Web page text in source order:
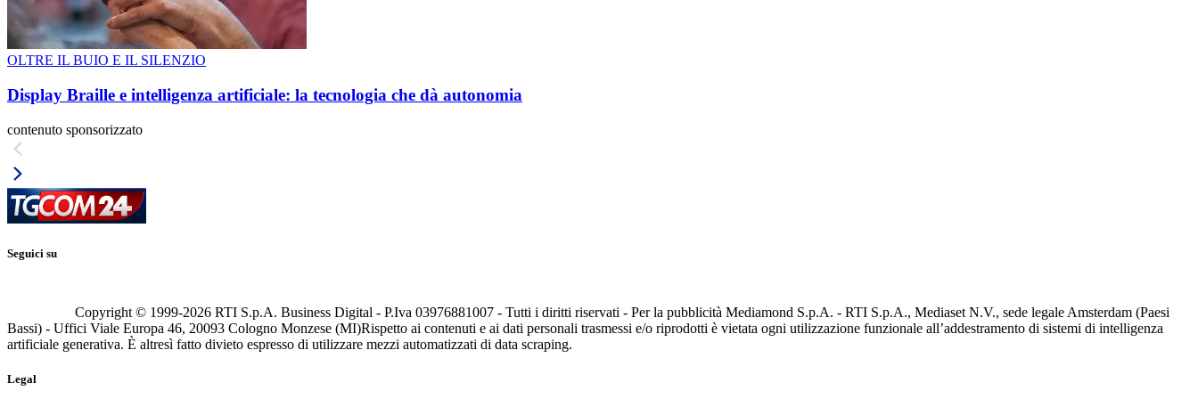
OLTRE IL BUIO E IL SILENZIO
Display Braille e intelligenza artificiale: la tecnologia che dà autonomia
contenuto sponsorizzato
Seguici su
Copyright © 1999-2026 RTI S.p.A. Business Digital - P.Iva 03976881007 - Tutti i diritti riservati - Per la pubblicità Mediamond S.p.A. - RTI S.p.A., Mediaset N.V., sede legale Amsterdam (Paesi
Bassi) - Uffici Viale Europa 46, 20093 Cologno Monzese (MI)Rispetto ai contenuti e ai dati personali trasmessi e/o riprodotti è vietata ogni utilizzazione funzionale all’addestramento di sistemi di intelligenza
artificiale generativa. È altresì fatto divieto espresso di utilizzare mezzi automatizzati di data scraping.
Legal